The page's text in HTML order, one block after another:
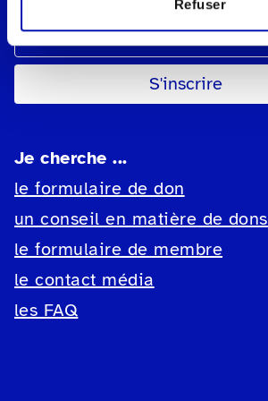
Refuser
Adresse e-mail
Je cherche ...
le formulaire de don
un conseil en matière de dons
le formulaire de membre
le contact média
les FAQ